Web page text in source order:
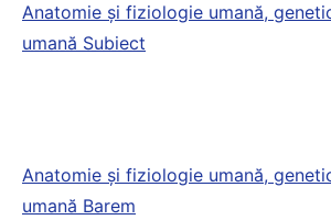
Anatomie și fiziologie umană,
umană Subiect
Anatomie și fiziologie umană,
umană Barem